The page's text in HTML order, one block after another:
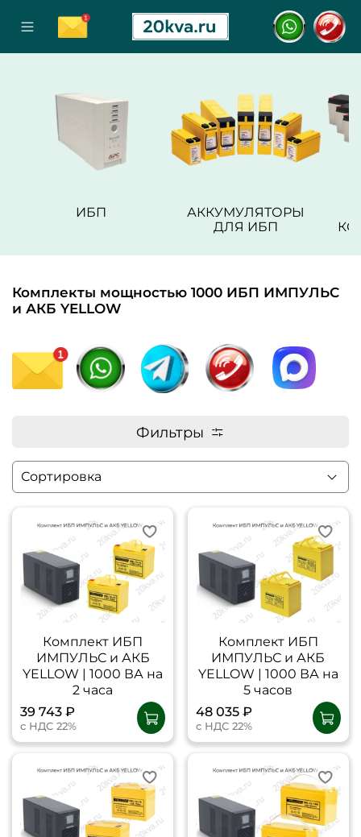
ИБП
АККУМУЛЯТОРЫ
ДЛЯ ИБП
Комплекты мощностью 1000 ИБП ИМПУЛЬС
и АКБ YELLOW
Фильтры
Комплект ИБП
ИМПУЛЬС и АКБ
YELLOW | 1000 ВА на
2 часа
39 743 ₽
с НДС 22%
Комплект ИБП
ИМПУЛЬС и АКБ
YELLOW | 1000 ВА на
5 часов
48 035 ₽
с НДС 22%